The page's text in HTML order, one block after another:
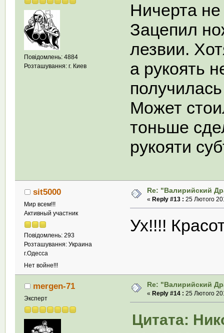
Повідомлень: 4884
Розташування: г. Киев
Ничерта
Зацепил
лезвии.
а рукоять
Может
тоньше
рукояти
sit5000
Мир всем!!!
Активный участник
Повідомлень: 293
Розташування: Украина
г.Одесса
Нет войне!!!
Re: "Валирийский
« Reply #13 : 25 Лютого
Ух!!!!
mergen-71
Эксперт
Re: "Валирийский
« Reply #14 : 25 Лютого
Цитата: